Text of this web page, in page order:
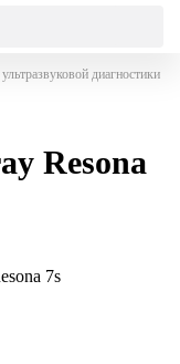
диагностики
Resona